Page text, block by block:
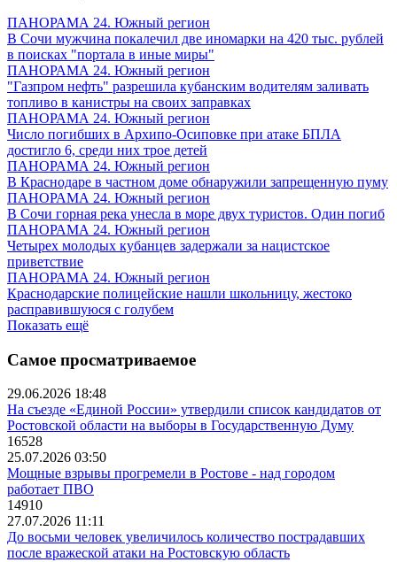
ПАНОРАМА 24. Южный регион
В Сочи мужчина покалечил две иномарки на 420 тыс. рублей
в поисках "портала в иные миры"
ПАНОРАМА 24. Южный регион
"Газпром нефть" разрешила кубанским водителям заливать
топливо в канистры на своих заправках
ПАНОРАМА 24. Южный регион
Число погибших в Архипо-Осиповке при атаке БПЛА
достигло 6, среди них трое детей
ПАНОРАМА 24. Южный регион
В Краснодаре в частном доме обнаружили запрещенную пуму
ПАНОРАМА 24. Южный регион
В Сочи горная река унесла в море двух туристов. Один погиб
ПАНОРАМА 24. Южный регион
Четырех молодых кубанцев задержали за нацистское
приветствие
ПАНОРАМА 24. Южный регион
Краснодарские полицейские нашли школьницу, жестоко
расправившуюся с голубем
Показать ещё
Самое просматриваемое
29.06.2026 18:48
На съезде «Единой России» утвердили список кандидатов от
Ростовской области на выборы в Государственную Думу
16528
25.07.2026 03:50
Мощные взрывы прогремели в Ростове - над городом
работает ПВО
14910
27.07.2026 11:11
До восьми человек увеличилось количество пострадавших
после вражеской атаки на Ростовскую область